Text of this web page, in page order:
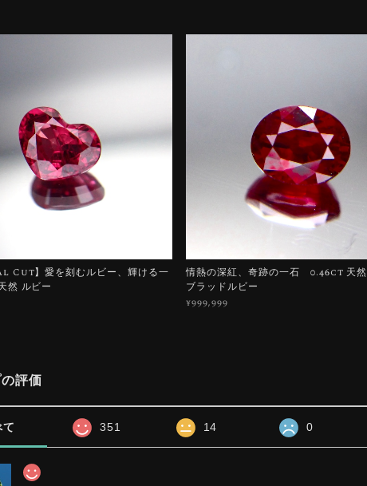
】愛を刻むルビー、輝ける一
然 ルビー
情熱の深紅、奇跡の一石 0.46ct 天然
ブラッドルビー
¥999,999
評価
て 351 14 0